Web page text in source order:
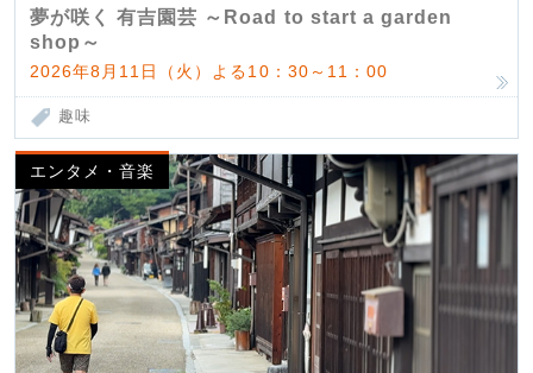
夢が咲く 有吉園芸 ～Road to start a garden
shop～
2026年8月11日（火）よる10：30～11：00
趣味
エンタメ・音楽